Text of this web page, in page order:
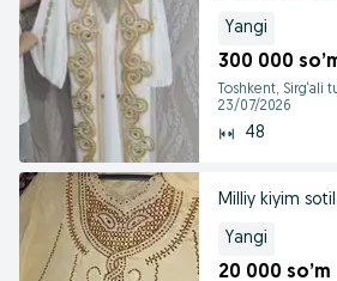
Yangi
300 000
Toshkent, Sirg‘ali
23/07/2026
48
Milliy kiyim
Yangi
20 000 so’m